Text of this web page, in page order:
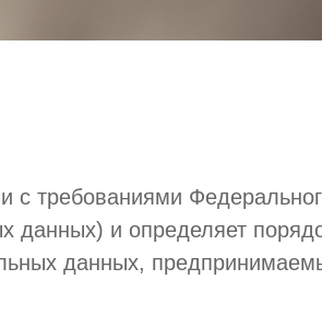
с требованиями
и определяет
данных,